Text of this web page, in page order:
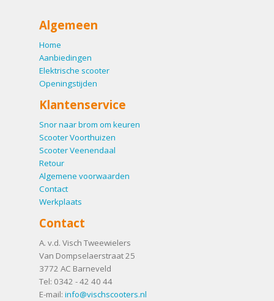
Algemeen
Home
Aanbiedingen
Elektrische scooter
Openingstijden
Klantenservice
Snor naar brom om keuren
Scooter Voorthuizen
Scooter Veenendaal
Retour
Algemene voorwaarden
Contact
Werkplaats
Contact
A. v.d. Visch Tweewielers
Van Dompselaerstraat 25
3772 AC Barneveld
Tel: 0342 - 42 40 44
E-mail: info@vischscooters.nl